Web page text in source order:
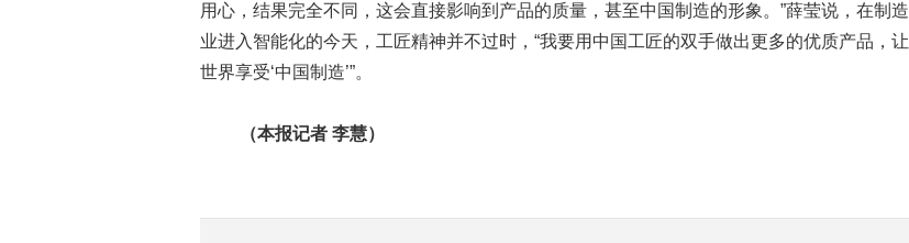
用心，结果完全不同，这会直接影响到产品的质量，甚至中国制造的形象。”薛莹说，在制造
业进入智能化的今天，工匠精神并不过时，“我要用中国工匠的双手做出更多的优质产品，让
世界享受‘中国制造’”。
（本报记者 李慧）